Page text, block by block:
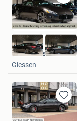
Bewaren
in
Mijn
Vos Exclusive B.V.
Giessen
Bewaren
in